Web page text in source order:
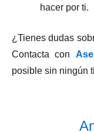
hacer por ti.
¿Tienes dudas
Contacta con
posible sin ningún